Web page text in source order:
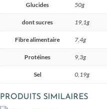
Glucides 50g
dont sucres 19,1g
Fibre alimentaire 7,4g
Protéines 9,3g
Sel 0,19g
PRODUITS SIMILAIRES